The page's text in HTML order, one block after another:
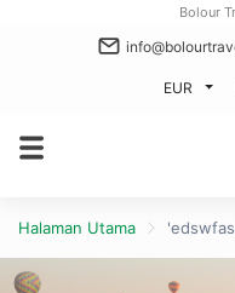
Bolour
EUR
Halaman Utama